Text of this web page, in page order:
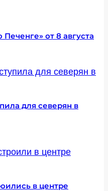
от 8 августа
для северян в
в центре